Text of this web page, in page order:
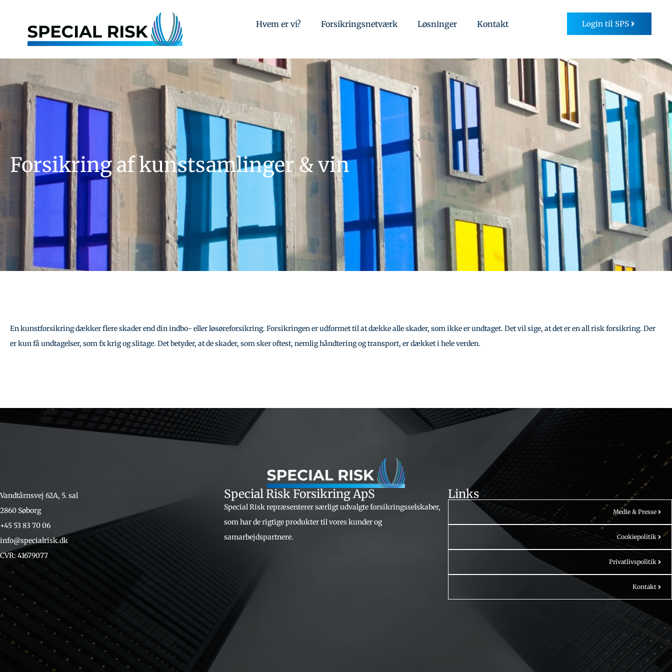
Hvem er vi? Forsikringsnetværk Løsninger Kontakt Login til SPS
Forsikring af kunstsamlinger & vin
En kunstforsikring dækker flere skader end din indbo- eller løsøreforsikring. Forsikringen er udformet til at dække alle skader, som ikke er undtaget. Det vil sige, at det er en all risk forsikring. Der
er kun få undtagelser, som fx krig og slitage. Det betyder, at de skader, som sker oftest, nemlig håndtering og transport, er dækket i hele verden.
Vandtårnsvej 62A, 5. sal
2860 Søborg
+45 53 83 70 06
info@specialrisk.dk
CVR: 41679077
Special Risk Forsikring ApS
Special Risk repræsenterer særligt udvalgte forsikringsselskaber,
som har de rigtige produkter til vores kunder og
samarbejdspartnere.
Links
Medie & Presse
Cookiepolitik
Privatlivspolitik
Kontakt